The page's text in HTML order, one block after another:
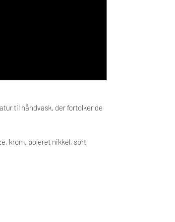
til håndvask, der fortolker de
krom, poleret nikkel, sort